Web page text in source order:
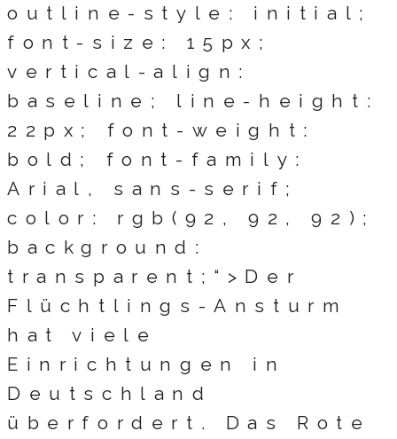
outline-style: initial;
font-size: 15px;
vertical-align:
baseline; line-height:
22px; font-weight:
bold; font-family:
Arial, sans-serif;
color: rgb(92, 92, 92);
background:
transparent;“>Der
Flüchtlings-Ansturm
hat viele
Einrichtungen in
Deutschland
überfordert. Das Rote